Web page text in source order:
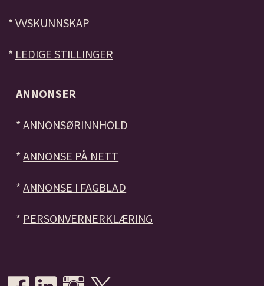
* VVSKUNNSKAP
* LEDIGE STILLINGER
ANNONSER
*ANNONSØRINNHOLD
*ANNONSE PÅ NETT
*ANNONSE I FAGBLAD
* PERSONVERNERKLÆRING